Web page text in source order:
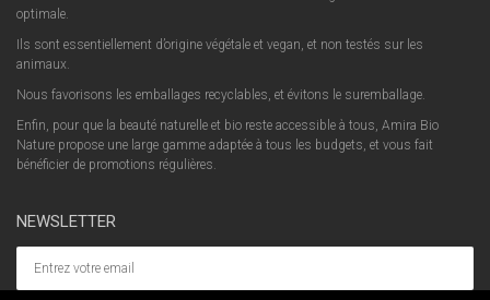
optimale.
Ils sont essentiellement d’origine végétale et vegan, et non testés sur les
animaux.
Nous favorisons les emballages recyclables, et évitons le suremballage.
Enfin, pour que la beauté naturelle et bio reste accessible à tous, Amira Bio
Nature propose une large gamme adaptée à tous les budgets, et vous fait
bénéficier de promotions régulières.
NEWSLETTER